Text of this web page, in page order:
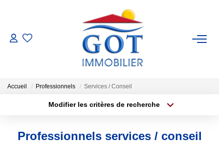
VENTES
GESTION
ESTIMATION
Accueil Professionnels Services / Conseil
Modifier les critères de recherche
Type de bien
Professionnels services / conseil